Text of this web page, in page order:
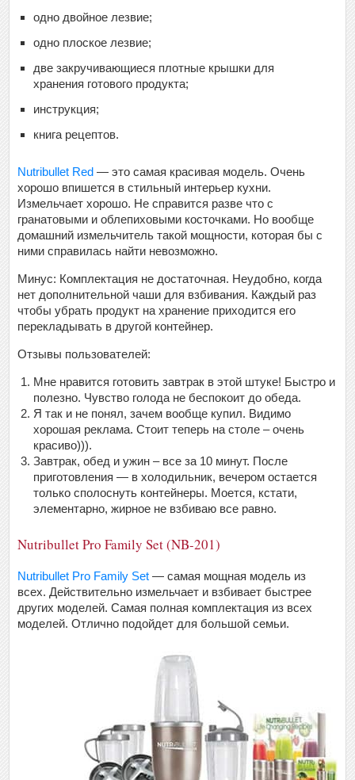
одно двойное лезвие;
одно плоское лезвие;
две закручивающиеся плотные крышки для
хранения готового продукта;
инструкция;
книга рецептов.
Nutribullet Red — это самая красивая модель. Очень
хорошо впишется в стильный интерьер кухни.
Измельчает хорошо. Не справится разве что с
гранатовыми и облепиховыми косточками. Но вообще
домашний измельчитель такой мощности, которая бы с
ними справилась найти невозможно.
Минус: Комплектация не достаточная. Неудобно, когда
нет дополнительной чаши для взбивания. Каждый раз
чтобы убрать продукт на хранение приходится его
перекладывать в другой контейнер.
Отзывы пользователей:
Мне нравится готовить завтрак в этой штуке! Быстро и
полезно. Чувство голода не беспокоит до обеда.
Я так и не понял, зачем вообще купил. Видимо
хорошая реклама. Стоит теперь на столе – очень
красиво))).
Завтрак, обед и ужин – все за 10 минут. После
приготовления — в холодильник, вечером остается
только сполоснуть контейнеры. Моется, кстати,
элементарно, жирное не взбиваю все равно.
Nutribullet Pro Family Set (NB-201)
Nutribullet Pro Family Set — самая мощная модель из
всех. Действительно измельчает и взбивает быстрее
других моделей. Самая полная комплектация из всех
моделей. Отлично подойдет для большой семьи.